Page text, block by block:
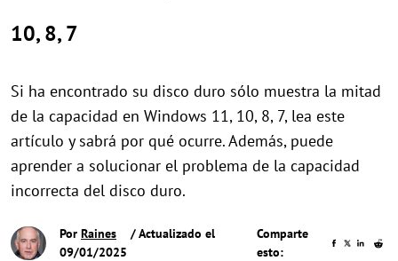
10, 8, 7
Si ha encontrado su disco duro sólo muestra la mitad
de la capacidad en Windows 11, 10, 8, 7, lea este
artículo y sabrá por qué ocurre. Además, puede
aprender a solucionar el problema de la capacidad
incorrecta del disco duro.
Por Raines
/ Actualizado el
09/01/2025
Comparte
esto: